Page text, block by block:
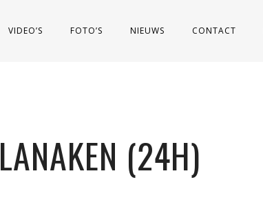
VIDEO’S FOTO’S NIEUWS CONTACT
LANAKEN (24H)